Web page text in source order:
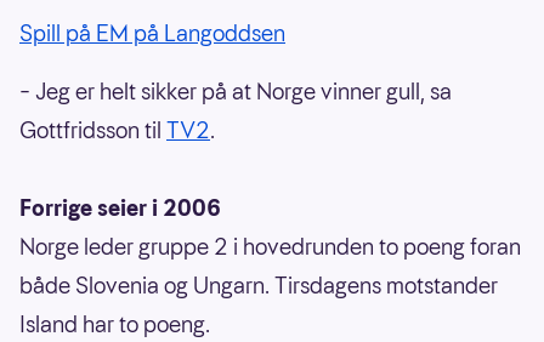
Spill på EM på Langoddsen
– Jeg er helt sikker på at Norge vinner gull, sa
Gottfridsson til TV2.
Forrige seier i 2006
Norge leder gruppe 2 i hovedrunden to poeng foran
både Slovenia og Ungarn. Tirsdagens motstander
Island har to poeng.